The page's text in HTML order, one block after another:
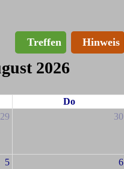
Treffen Hinweis
2026
Do
29 30
5 6